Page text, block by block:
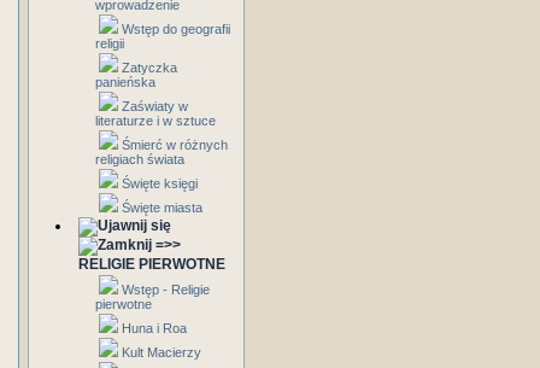
wprowadzenie
Wstęp do geografii
religii
Zatyczka
panieńska
Zaświaty w
literaturze i w sztuce
Śmierć w różnych
religiach świata
Święte księgi
Święte miasta
=>>
RELIGIE PIERWOTNE
Wstęp - Religie
pierwotne
Huna i Roa
Kult Macierzy